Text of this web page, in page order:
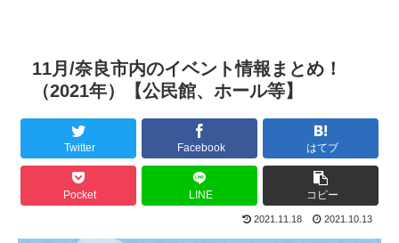
11月/奈良市内のイベント情報まとめ！
（2021年）【公民館、ホール等】
Twitter Facebook はてブ
Pocket LINE コピー
2021.11.18 2021.10.13